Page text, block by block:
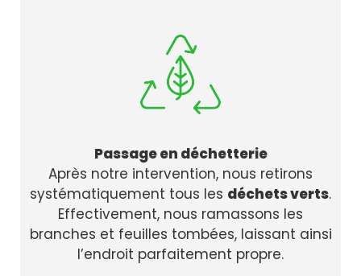
Passage en déchetterie
Après notre intervention, nous retirons
systématiquement tous les déchets verts.
Effectivement, nous ramassons les
branches et feuilles tombées, laissant ainsi
l’endroit parfaitement propre.